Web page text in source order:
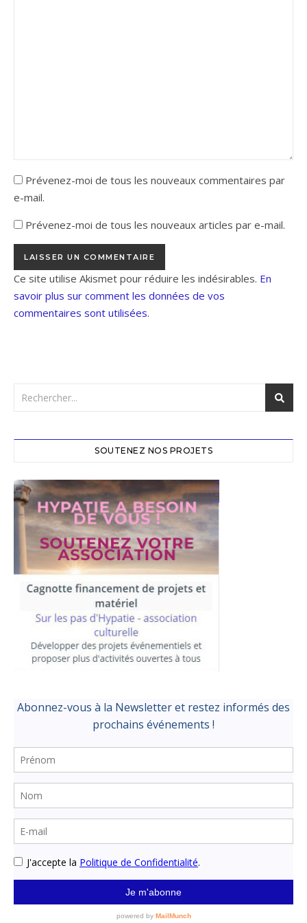
Prévenez-moi de tous les nouveaux commentaires par
e-mail.
Prévenez-moi de tous les nouveaux articles par e-mail.
Ce site utilise Akismet pour réduire les indésirables. En
savoir plus sur comment les données de vos
commentaires sont utilisées.
SOUTENEZ NOS PROJETS